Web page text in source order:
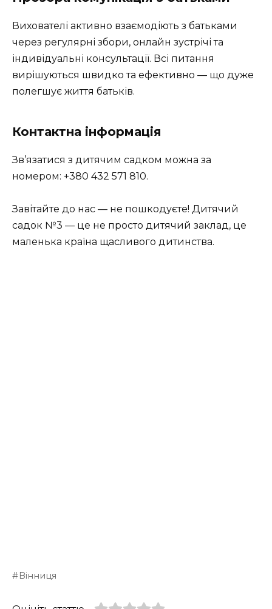
Вихователі активно взаємодіють з батьками
через регулярні збори, онлайн зустрічі та
індивідуальні консультації. Всі питання
вирішуються швидко та ефективно — що дуже
полегшує життя батьків.
Контактна інформація
Зв’язатися з дитячим садком можна за
номером: +380 432 571 810.
Завітайте до нас — не пошкодуєте! Дитячий
садок №3 — це не просто дитячий заклад, це
маленька країна щасливого дитинства.
Вінниця